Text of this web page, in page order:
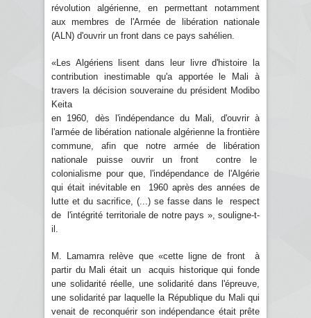
révolution algérienne, en permettant notamment
aux membres de l'Armée de libération nationale
(ALN) d'ouvrir un front dans ce pays sahélien.
«Les Algériens lisent dans leur livre d'histoire la
contribution inestimable qu'a apportée le Mali à
travers la décision souveraine du président Modibo
Keita
en 1960, dès l'indépendance du Mali, d'ouvrir à
l'armée de libération nationale algérienne la frontière
commune, afin que notre armée de libération
nationale puisse ouvrir un front contre le
colonialisme pour que, l'indépendance de l'Algérie
qui était inévitable en 1960 après des années de
lutte et du sacrifice, (...) se fasse dans le respect
de l'intégrité territoriale de notre pays », souligne-t-
il.
M. Lamamra relève que «cette ligne de front à
partir du Mali était un acquis historique qui fonde
une solidarité réelle, une solidarité dans l'épreuve,
une solidarité par laquelle la République du Mali qui
venait de reconquérir son indépendance était prête